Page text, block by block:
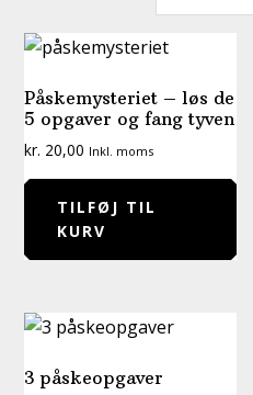
Påskemysteriet – løs de
5 opgaver og fang tyven
kr. 20,00 Inkl. moms
TILFØJ TIL
KURV
3 påskeopgaver